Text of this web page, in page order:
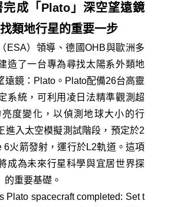
完成「Plato」深空望遠鏡
類地行星的重要一步
ESA）領導、德國OHB與歐洲多
造了一台專為尋找太陽系外類地
遠鏡：Plato。Plato配備26台高靈
系統，可利用凌日法精準觀測超
度變化，以偵測地球大小的行
進入太空模擬測試階段，預定於2
6火箭發射，運行於L2軌道。這項
成為未來行星科學與宜居世界探
的重要基礎。
Plato spacecraft completed: Set t